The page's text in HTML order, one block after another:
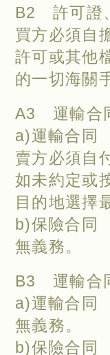
B2 許可證
買方必須自
許可或其他
的一切海關
A3 運輸合
a)運輸合同
賣方必須自
如未約定或
目的地選擇
b)保險合同
無義務。
B3 運輸合
a)運輸合同
無義務。
b)保險合同